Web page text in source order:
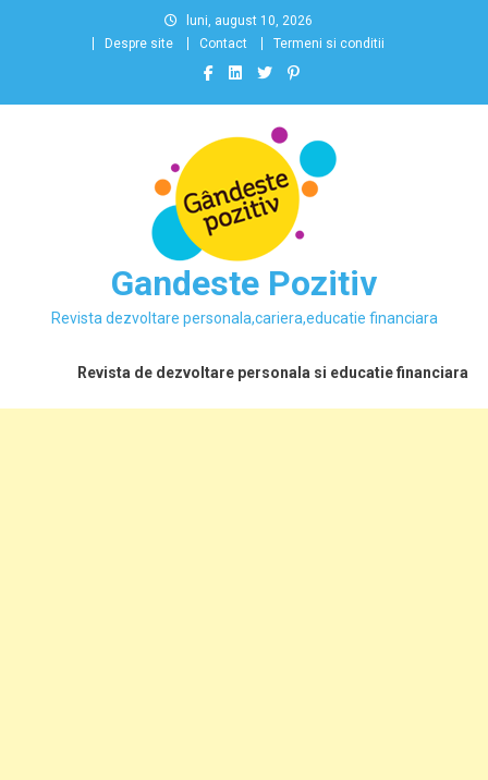
luni, august 10, 2026
Despre site
Contact Termeni si conditii
Gandeste Pozitiv
Revista dezvoltare personala,cariera,educatie financiara
Revista de dezvoltare personala si educatie financiara